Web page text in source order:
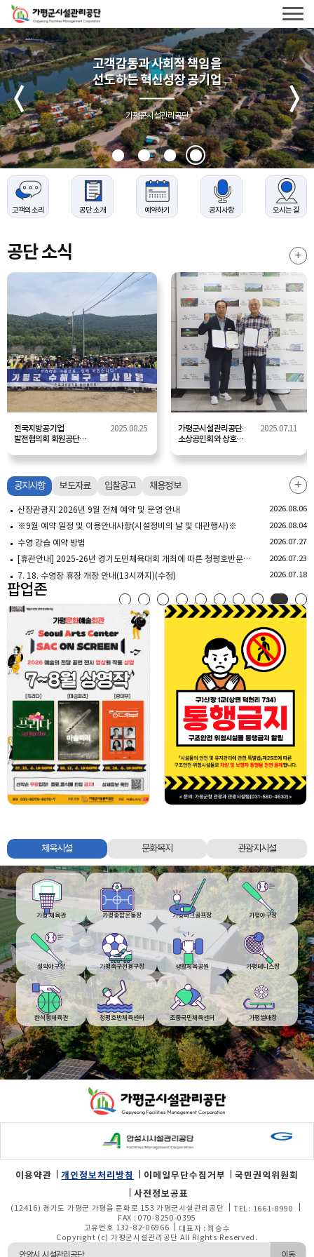
가평군시설관리공단
로고
전체
열기
가평군시설관리공단
고객감동과 사회적 책임을
선도하는 혁신성장 공기업
가평군시설관리공단
고객의 소리 공단 소개 예약하기 공지사항 오시는 길
메인배너
슬라이드
이전
공단 소식
전국지방공기업
발전협의회 회원공단과
전개
2025.08.25
가평군시설관리공단공단-
소상공인회와 상호
2025.07.11
공지사항 보도자료 입찰공고 채용정보
산장관광지 2026년 9월 전체 예약 및 운영 안내 2026.08.06
※9월 예약 일정 및 이용안내사항(시설정비의 날 및 대관행사)※ 2026.08.04
수영 강습 예약 방법 2026.07.27
[휴관안내] 2025-26년 경기도민체육대회 개최에 따른 청평호반문화체육센터 대회 일정 및 휴관 안내 2026.07.23
7. 18. 수영장 휴장 개장 안내(13시까지)(수정) 2026.07.18
더보기
팝업존
가평군시설관리공단
체육시설,
문화복지,
관광지시설
탭
영역
체육시설 문화복지 관광지시설
가평 체육관 가평종합운동장 가평파크골프장 가평야구장
설악야구장 가평축구전용구장 생활체육공원 가평테니스장
한석봉체육관 청평호반체육센터 조중국민체육센터 가평썰매장
영역
이용약관 개인정보처리방침 이메일무단수집거부
국민권익위원회
사전정보공표
(12416) 경기도 가평군 가평읍 문화로 153 가평군시설관리공단
TEL: 1661-8990
FAX : 070-8250-0395
고유번호 132-82-06966
대표자 : 최승수
Copyright (c) 가평군시설관리공단 All Rights Reserved.
이동